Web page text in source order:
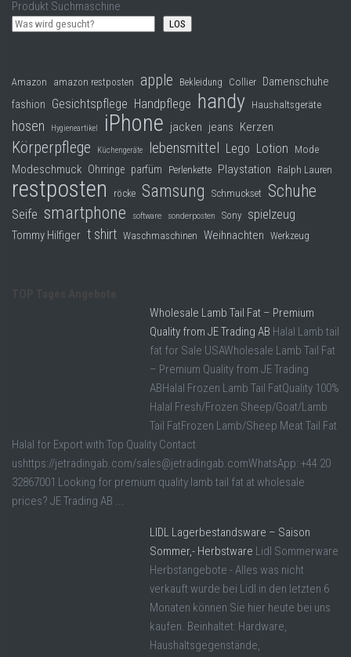
Produkt Suchmaschine
LOS
Amazon amazon restposten apple Bekleidung Collier Damenschuhe
fashion Gesichtspflege Handpflege handy Haushaltsgeräte
hosen Hygieneartikel iPhone jacken jeans Kerzen
Körperpflege Küchengeräte lebensmittel Lego Lotion Mode
Modeschmuck Ohrringe parfüm Perlenkette Playstation Ralph Lauren
restposten röcke Samsung Schmuckset Schuhe
Seife smartphone software sonderposten Sony spielzeug
Tommy Hilfiger t shirt Waschmaschinen Weihnachten Werkzeug
Wholesale Lamb Tail Fat – Premium
Quality from JE Trading AB Halal Lamb tail
fat for Sale USAWholesale Lamb Tail Fat
– Premium Quality from JE Trading
ABHalal Frozen Lamb Tail FatQuality 100%
Halal Fresh/Frozen Sheep/Goat/Lamb
Tail FatFrozen Lamb/Sheep Meat Tail Fat
Halal for Export with Top Quality Contact
ushttps://jetradingab.com/sales@jetradingab.comWhatsApp: +44 20
32867001 Looking for premium quality lamb tail fat at wholesale
prices? JE Trading AB ...
LIDL Lagerbestandsware – Saison
Sommer,- Herbstware Lidl Sommerware
Herbstangebote - Alles was nicht
verkauft wurde bei Lidl in den letzten 6
Monaten können Sie hier heute bei uns
kaufen. Beinhaltet: Hardware,
Haushaltsgegenstände,